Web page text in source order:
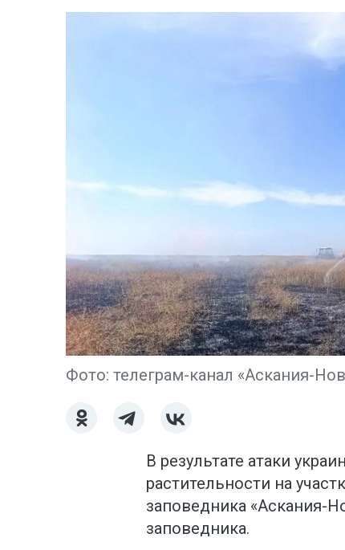
Фото: телеграм-канал «Аскания-
В результате атаки
растительности на
заповедника «Аскания-
заповедника.